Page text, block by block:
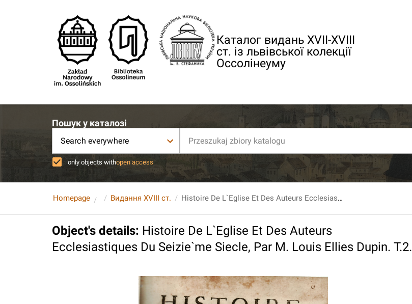
Каталог видань XVII-XVIII
ст. із львівської колекції
Оссолінеуму
Пошук у каталозі
Search everywhere
only objects withopen access
Homepage Видання XVIII ст. Histoire De L`Eglise Et Des Auteurs Ecclesiastiques Du Seizie`me Siecle, Par M. Louis Ellies Dupin. T.2.
Object's details: Histoire De L`Eglise Et Des Auteurs
Ecclesiastiques Du Seizie`me Siecle, Par M. Louis Ellies Dupin. T.2.